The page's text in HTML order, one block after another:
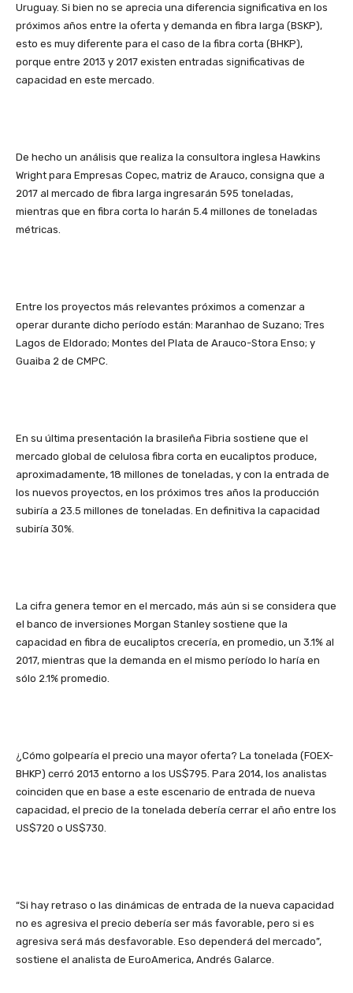
Uruguay. Si bien no se aprecia una diferencia significativa en los
próximos años entre la oferta y demanda en fibra larga (BSKP),
esto es muy diferente para el caso de la fibra corta (BHKP),
porque entre 2013 y 2017 existen entradas significativas de
capacidad en este mercado.
De hecho un análisis que realiza la consultora inglesa Hawkins
Wright para Empresas Copec, matriz de Arauco, consigna que a
2017 al mercado de fibra larga ingresarán 595 toneladas,
mientras que en fibra corta lo harán 5.4 millones de toneladas
métricas.
Entre los proyectos más relevantes próximos a comenzar a
operar durante dicho período están: Maranhao de Suzano; Tres
Lagos de Eldorado; Montes del Plata de Arauco-Stora Enso; y
Guaiba 2 de CMPC.
En su última presentación la brasileña Fibria sostiene que el
mercado global de celulosa fibra corta en eucaliptos produce,
aproximadamente, 18 millones de toneladas, y con la entrada de
los nuevos proyectos, en los próximos tres años la producción
subiría a 23.5 millones de toneladas. En definitiva la capacidad
subiría 30%.
La cifra genera temor en el mercado, más aún si se considera que
el banco de inversiones Morgan Stanley sostiene que la
capacidad en fibra de eucaliptos crecería, en promedio, un 3.1% al
2017, mientras que la demanda en el mismo período lo haría en
sólo 2.1% promedio.
¿Cómo golpearía el precio una mayor oferta? La tonelada (FOEX-
BHKP) cerró 2013 entorno a los US$795. Para 2014, los analistas
coinciden que en base a este escenario de entrada de nueva
capacidad, el precio de la tonelada debería cerrar el año entre los
US$720 o US$730.
“Si hay retraso o las dinámicas de entrada de la nueva capacidad
no es agresiva el precio debería ser más favorable, pero si es
agresiva será más desfavorable. Eso dependerá del mercado”,
sostiene el analista de EuroAmerica, Andrés Galarce.